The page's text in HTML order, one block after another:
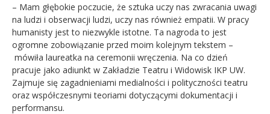
– Mam głębokie poczucie, że sztuka uczy nas zwracania uwagi
na ludzi i obserwacji ludzi, uczy nas również empatii. W pracy
humanisty jest to niezwykle istotne. Ta nagroda to jest
ogromne zobowiązanie przed moim kolejnym tekstem –
mówiła laureatka na ceremonii wręczenia. Na co dzień
pracuje jako adiunkt w Zakładzie Teatru i Widowisk IKP UW.
Zajmuje się zagadnieniami medialności i polityczności teatru
oraz współczesnymi teoriami dotyczącymi dokumentacji i
performansu.